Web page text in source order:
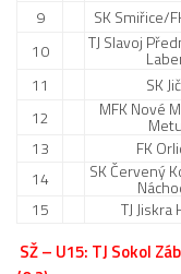
9
SK Smiřice/
10
TJ Slavoj
11
SK
12
MFK Nové
13
FK
14
SK Červený
15
TJ Jiskra
SŽ – U15: TJ Sokol